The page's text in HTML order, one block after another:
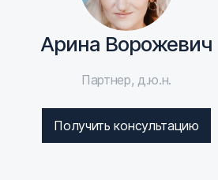
Арина Ворожевич
Партнер, д.ю.н.
Получить консультацию